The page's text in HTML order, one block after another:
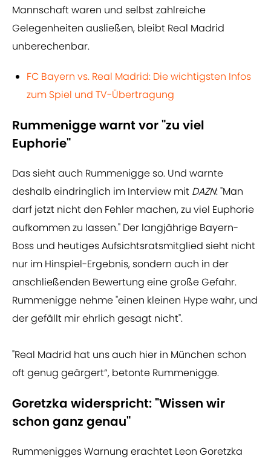
Mannschaft waren und selbst zahlreiche
Gelegenheiten ausließen, bleibt Real Madrid
unberechenbar.
FC Bayern vs. Real Madrid: Die wichtigsten Infos
zum Spiel und TV-Übertragung
Rummenigge warnt vor "zu viel
Euphorie"
Das sieht auch Rummenigge so. Und warnte
deshalb eindringlich im Interview mit DAZN: "Man
darf jetzt nicht den Fehler machen, zu viel Euphorie
aufkommen zu lassen." Der langjährige Bayern-
Boss und heutiges Aufsichtsratsmitglied sieht nicht
nur im Hinspiel-Ergebnis, sondern auch in der
anschließenden Bewertung eine große Gefahr.
Rummenigge nehme "einen kleinen Hype wahr, und
der gefällt mir ehrlich gesagt nicht".
"Real Madrid hat uns auch hier in München schon
oft genug geärgert“, betonte Rummenigge.
Goretzka widerspricht: "Wissen wir
schon ganz genau"
Rummenigges Warnung erachtet Leon Goretzka